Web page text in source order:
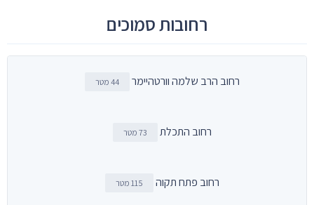
רחובות סמוכים
רחוב הרב שלמה וורטהיימר 44 מטר
רחוב התכלת 73 מטר
רחוב פתח תקוה 115 מטר